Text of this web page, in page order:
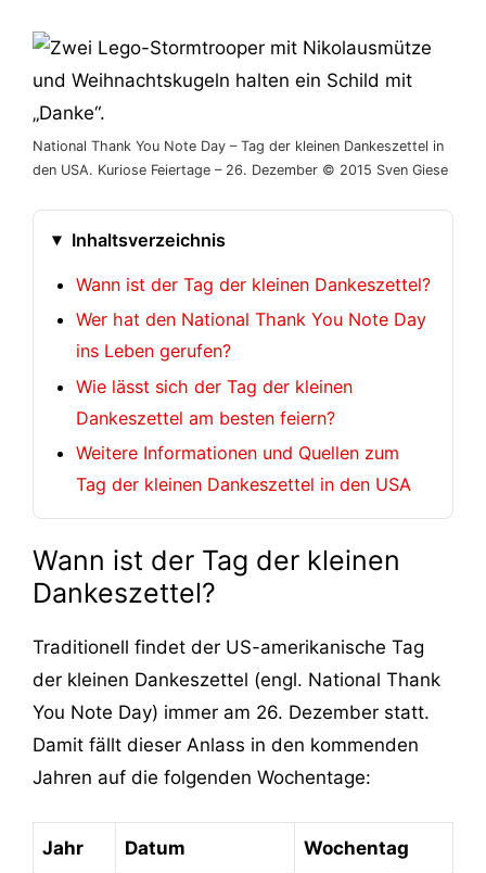
National Thank You Note Day – Tag der kleinen Dankeszettel in
den USA. Kuriose Feiertage – 26. Dezember © 2015 Sven Giese
Inhaltsverzeichnis
Wann ist der Tag der kleinen Dankeszettel?
Wer hat den National Thank You Note Day
ins Leben gerufen?
Wie lässt sich der Tag der kleinen
Dankeszettel am besten feiern?
Weitere Informationen und Quellen zum
Tag der kleinen Dankeszettel in den USA
Wann ist der Tag der kleinen
Dankeszettel?
Traditionell findet der US-amerikanische Tag
der kleinen Dankeszettel (engl. National Thank
You Note Day) immer am 26. Dezember statt.
Damit fällt dieser Anlass in den kommenden
Jahren auf die folgenden Wochentage:
Jahr Datum Wochentag